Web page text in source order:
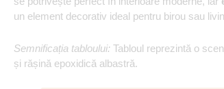
un element decorativ ideal pentru birou sau
Semnificația tabloului: Tabloul reprezintă o
și rășină epoxidică albastră.